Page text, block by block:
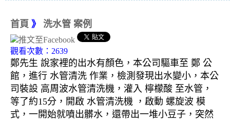
首頁 》 洗水管 案例
觀看次數：2639
鄭先生 說家裡的出水有顏色，本公司驅車至 鄭 公
館，進行 水管清洗 作業，檢測發現出水變小，本公
司裝設 高周波水管清洗機，灌入 檸檬酸 至水管，
等了約15分，開啟 水管清洗機 ，啟動 螺旋波 模
式，一開始就噴出髒水，還帶出一堆小豆子，突然